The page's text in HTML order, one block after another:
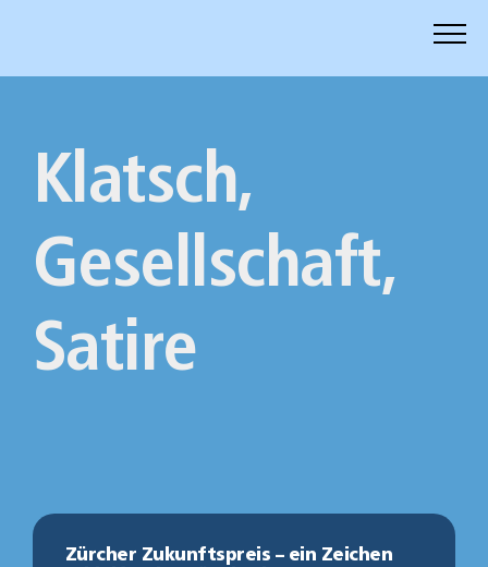
Inhalt
Klatsch,
Gesellschaft,
Satire
Zürcher Zukunftspreis – ein Zeichen